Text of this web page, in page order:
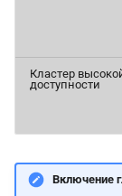
Кластер
доступности
Включение